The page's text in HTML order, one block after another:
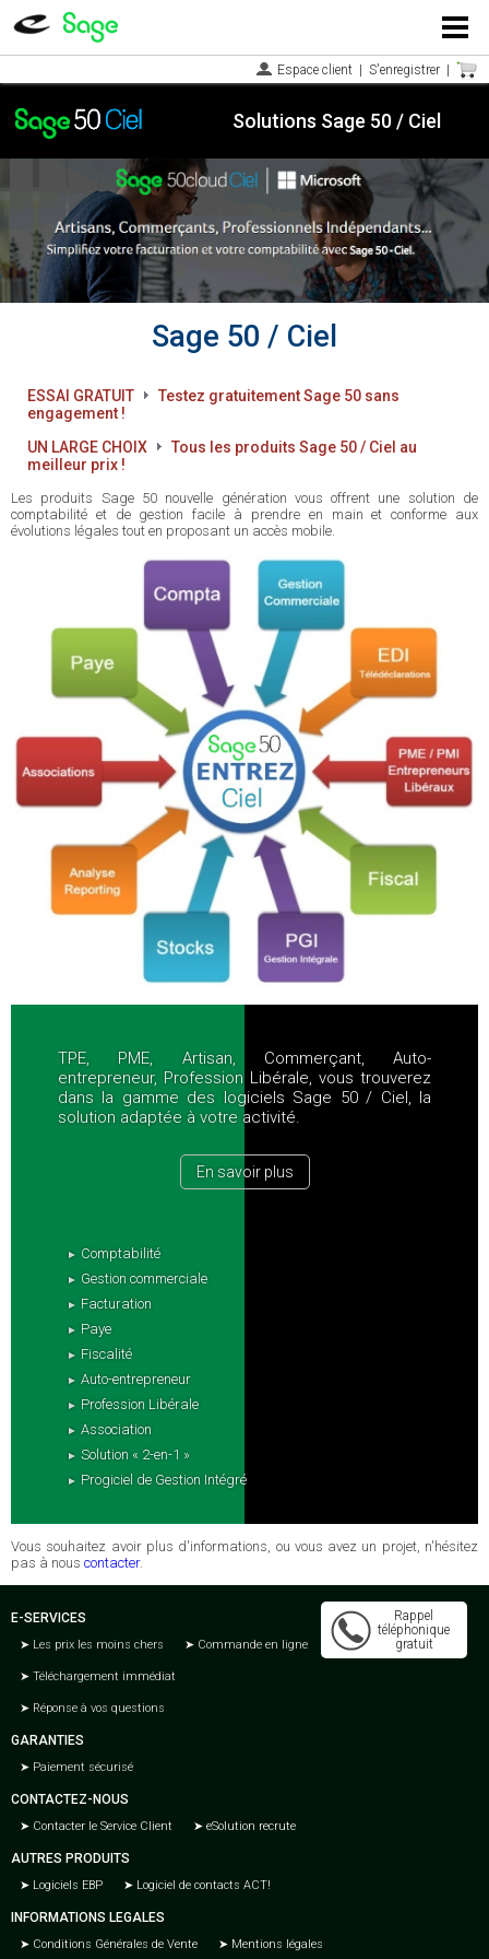
Menu
Espace client S'enregistrer
Solutions Sage 50 / Ciel
Sage 50 / Ciel
ESSAI GRATUIT
Testez gratuitement Sage 50 sans
engagement !
UN LARGE CHOIX
Tous les produits Sage 50 / Ciel au
meilleur prix !
Les produits Sage 50 nouvelle génération vous offrent une solution de
comptabilité et de gestion facile à prendre en main et conforme aux
évolutions légales tout en proposant un accès mobile.
TPE, PME, Artisan, Commerçant, Auto-
entrepreneur, Profession Libérale, vous trouverez
dans la gamme des logiciels Sage 50 / Ciel, la
solution adaptée à votre activité.
En savoir plus
Comptabilité
Gestion commerciale
Facturation
Paye
Fiscalité
Auto-entrepreneur
Profession Libérale
Association
Solution « 2-en-1 »
Progiciel de Gestion Intégré
Vous souhaitez avoir plus d'informations, ou vous avez un projet, n'hésitez
pas à nous contacter.
Rappel
téléphonique
gratuit
E-SERVICES
Les prix les moins chers Commande en ligne
Téléchargement immédiat
Réponse à vos questions
GARANTIES
Paiement sécurisé
CONTACTEZ-NOUS
Contacter le Service Client eSolution recrute
AUTRES PRODUITS
Logiciels EBP Logiciel de contacts ACT!
INFORMATIONS LEGALES
Conditions Générales de Vente Mentions légales